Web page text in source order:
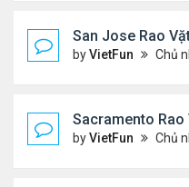
San Jose Rao
byVietFun Chủ nhật Tháng 1 09,
Sacramento Rao
byVietFun Chủ nhật Tháng 1 09,